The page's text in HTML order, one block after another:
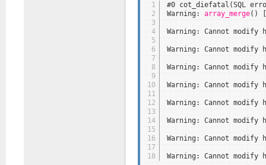
1
2
3
4
5
6
7
8
9
10
11
12
13
14
15
16
17
18
#0 cot_diefatal(SQL
Warning: array_merge() [
Warning: Cannot
Warning: Cannot
Warning: Cannot
Warning: Cannot
Warning: Cannot
Warning: Cannot
Warning: Cannot
Warning: Cannot